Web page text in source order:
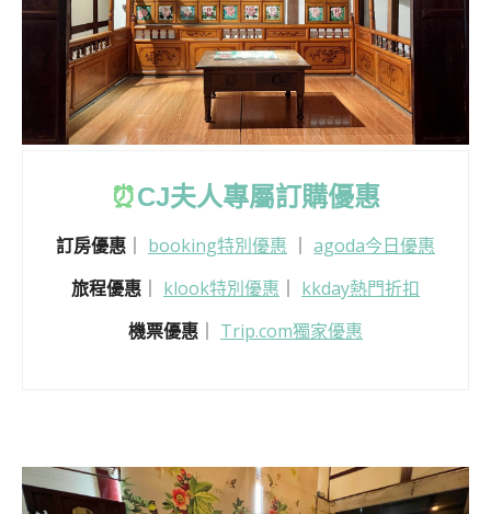
⏰CJ夫人專屬訂購優惠
訂房優惠 booking特別優惠
agoda今日優惠
旅程優惠
klook特別優惠
kkday熱門折扣
機票優惠 ｜ Trip.com獨家優惠